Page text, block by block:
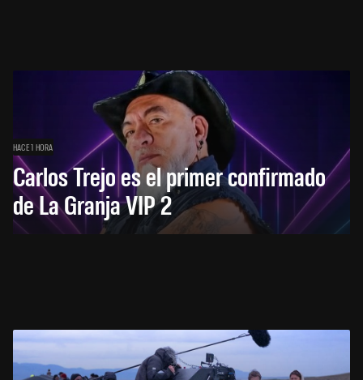
HACE 1 HORA
Carlos Trejo es el primer confirmado
de La Granja VIP 2